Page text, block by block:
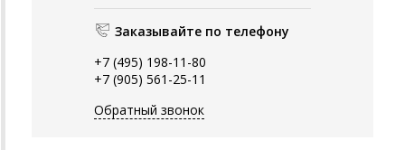
Заказывайте по телефону
+7 (495) 198-11-80
+7 (905) 561-25-11
Обратный звонок